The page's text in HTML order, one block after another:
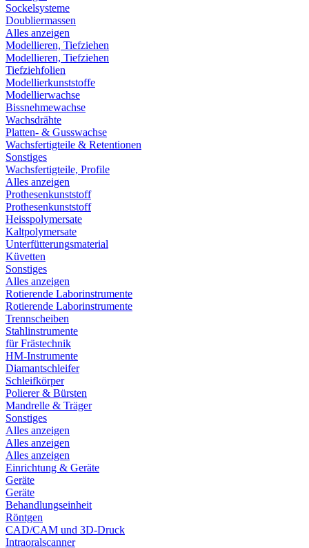
Sockelsysteme
Doubliermassen
Alles anzeigen
Modellieren, Tiefziehen
Modellieren, Tiefziehen
Tiefziehfolien
Modellierkunststoffe
Modellierwachse
Bissnehmewachse
Wachsdrähte
Platten- & Gusswachse
Wachsfertigteile & Retentionen
Sonstiges
Wachsfertigteile, Profile
Alles anzeigen
Prothesenkunststoff
Prothesenkunststoff
Heisspolymersate
Kaltpolymersate
Unterfütterungsmaterial
Küvetten
Sonstiges
Alles anzeigen
Rotierende Laborinstrumente
Rotierende Laborinstrumente
Trennscheiben
Stahlinstrumente
für Frästechnik
HM-Instrumente
Diamantschleifer
Schleifkörper
Polierer & Bürsten
Mandrelle & Träger
Sonstiges
Alles anzeigen
Alles anzeigen
Alles anzeigen
Einrichtung & Geräte
Geräte
Geräte
Behandlungseinheit
Röntgen
CAD/CAM und 3D-Druck
Intraoralscanner